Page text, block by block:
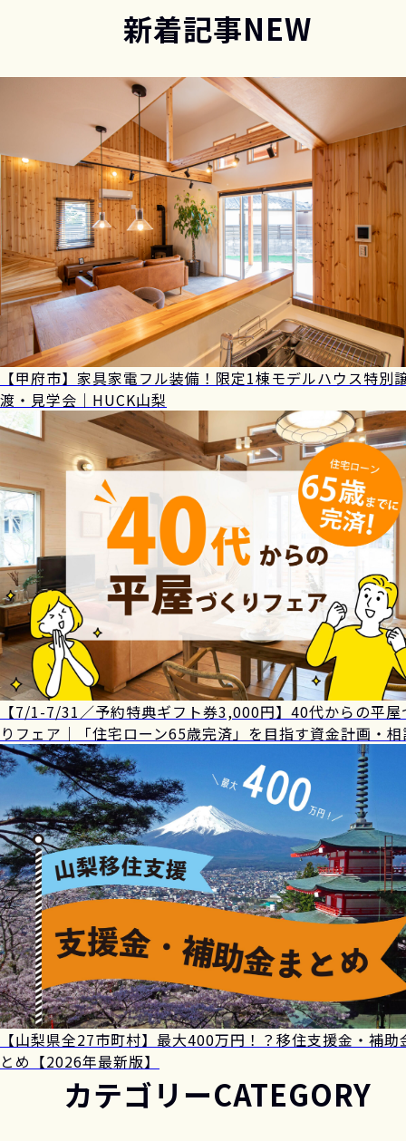
新着記事NEW
【甲府市】家具家電フル装備！限定1棟モデルハウス特別
渡・見学会｜HUCK山梨
【7/1-7/31／予約特典ギフト券3,000円】40代からの平屋
りフェア｜「住宅ローン65歳完済」を目指す資金計画・
【山梨県全27市町村】最大400万円！？移住支援金・補助
とめ【2026年最新版】
カテゴリーCATEGORY